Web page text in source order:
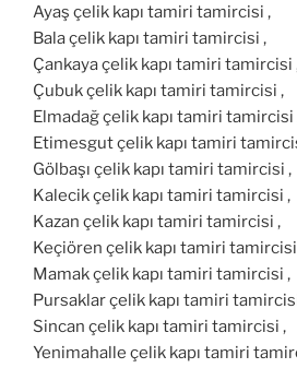
Ayaş çelik kapı tamiri tamircisi ,
Bala çelik kapı tamiri tamircisi ,
Çankaya çelik kapı tamiri tamircisi
Çubuk çelik kapı tamiri tamircisi ,
Elmadağ çelik kapı tamiri tamircisi
Etimesgut çelik kapı tamiri
Gölbaşı çelik kapı tamiri tamircisi ,
Kalecik çelik kapı tamiri tamircisi ,
Kazan çelik kapı tamiri tamircisi ,
Keçiören çelik kapı tamiri
Mamak çelik kapı tamiri tamircisi ,
Pursaklar çelik kapı tamiri
Sincan çelik kapı tamiri tamircisi ,
Yenimahalle çelik kapı tamiri